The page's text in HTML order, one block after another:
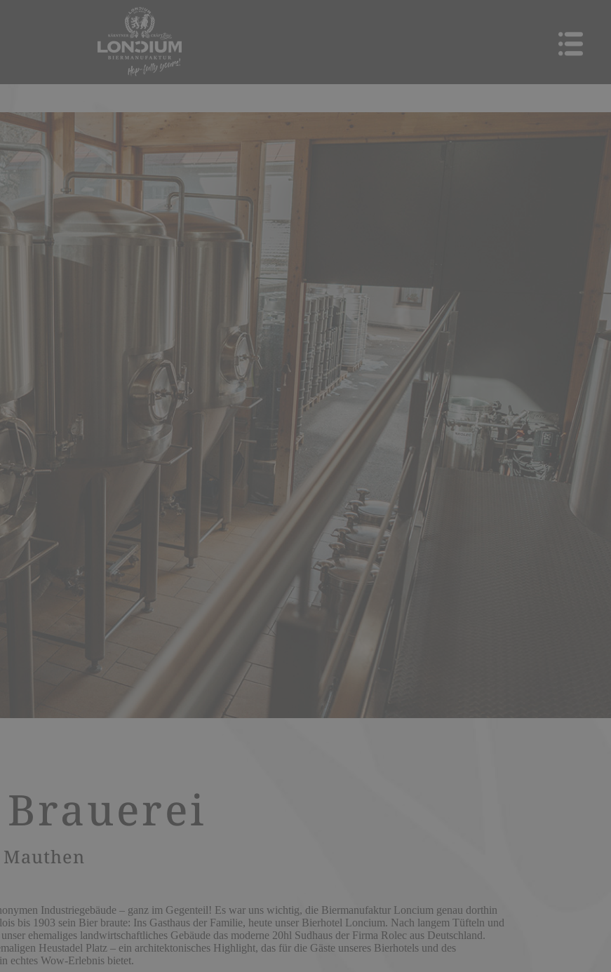
Brauerei
Industriegebäude – ganz im Gegenteil! Es war uns wichtig, die Biermanufaktur Loncium genau dorthin
bis 1903 sein Bier braute: Ins Gasthaus der Familie, heute unser Bierhotel Loncium. Nach langem Tüfteln und
ehemaliges landwirtschaftliches Gebäude das moderne 20hl Sudhaus der Firma Rolec aus Deutschland.
Heustadel Platz – ein architektonisches Highlight, das für die Gäste unseres Bierhotels und des
echtes Wow-Erlebnis bietet.